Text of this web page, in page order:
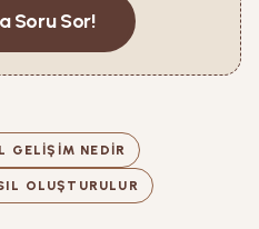
Soru Sor!
GELIŞIM NEDIR
OLUŞTURULUR